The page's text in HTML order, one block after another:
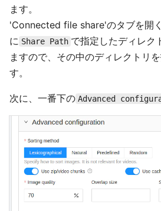
ます。
'Connected file share'のタブを開
に Share Path で指定したディレク
ますので、その中のディレクトリ
す。
次に、一番下の Advanced